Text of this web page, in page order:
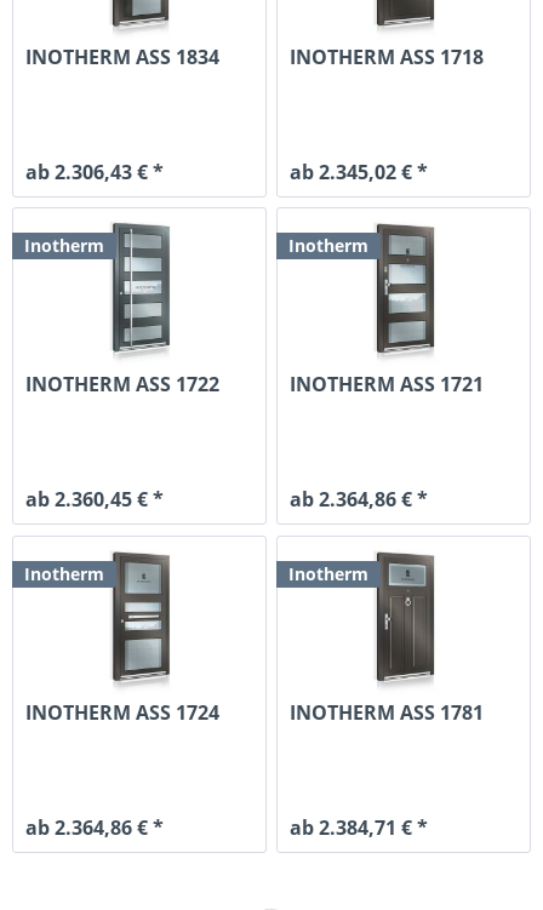
INOTHERM ASS 1834
ab 2.306,43 € *
INOTHERM ASS 1718
ab 2.345,02 € *
Inotherm
INOTHERM ASS 1722
ab 2.360,45 € *
Inotherm
INOTHERM ASS 1721
ab 2.364,86 € *
Inotherm
INOTHERM ASS 1724
ab 2.364,86 € *
Inotherm
INOTHERM ASS 1781
ab 2.384,71 € *